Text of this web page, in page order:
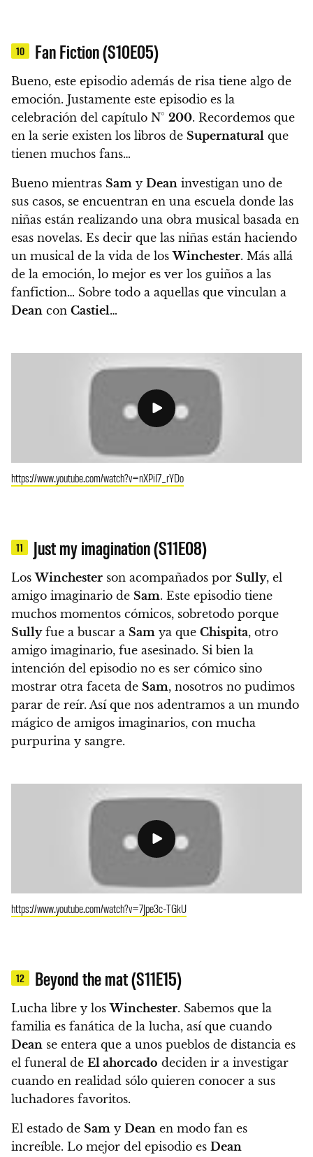
10 Fan Fiction (S10E05)
Bueno, este episodio además de risa tiene algo de
emoción. Justamente este episodio es la
celebración del capítulo N° 200. Recordemos que
en la serie existen los libros de Supernatural que
tienen muchos fans…
Bueno mientras Sam y Dean investigan uno de
sus casos, se encuentran en una escuela donde las
niñas están realizando una obra musical basada en
esas novelas. Es decir que las niñas están haciendo
un musical de la vida de losWinchester. Más allá
de la emoción, lo mejor es ver los guiños a las
fanfiction… Sobre todo a aquellas que vinculan a
Dean con Castiel…
https://www.youtube.com/watch?v=nXPiI7_rYDo
11 Just my imagination (S11E08)
LosWinchester son acompañados por Sully, el
amigo imaginario de Sam. Este episodio tiene
muchos momentos cómicos, sobretodo porque
Sullyfue a buscar a Sam ya que Chispita, otro
amigo imaginario, fue asesinado. Si bien la
intención del episodio no es ser cómico sino
mostrar otra faceta de Sam, nosotros no pudimos
parar de reír. Así que nos adentramos a un mundo
mágico de amigos imaginarios, con mucha
purpurina y sangre.
https://www.youtube.com/watch?v=7Jpe3c-TGkU
12 Beyond the mat (S11E15)
Lucha libre y losWinchester. Sabemos que la
familia es fanática de la lucha, así que cuando
Dean se entera que a unos pueblos de distancia es
el funeral de El ahorcado deciden ir a investigar
cuando en realidad sólo quieren conocer a sus
luchadores favoritos.
El estado de Sam y Dean en modo fan es
increíble. Lo mejor del episodio es Dean